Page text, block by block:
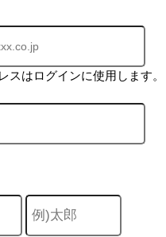
スはログインに使用します。